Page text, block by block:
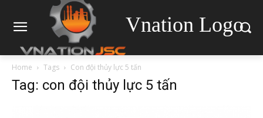
Vnation Logo
Home Tags Con đội thủy lực 5 tấn
Tag: con đội thủy lực 5 tấn